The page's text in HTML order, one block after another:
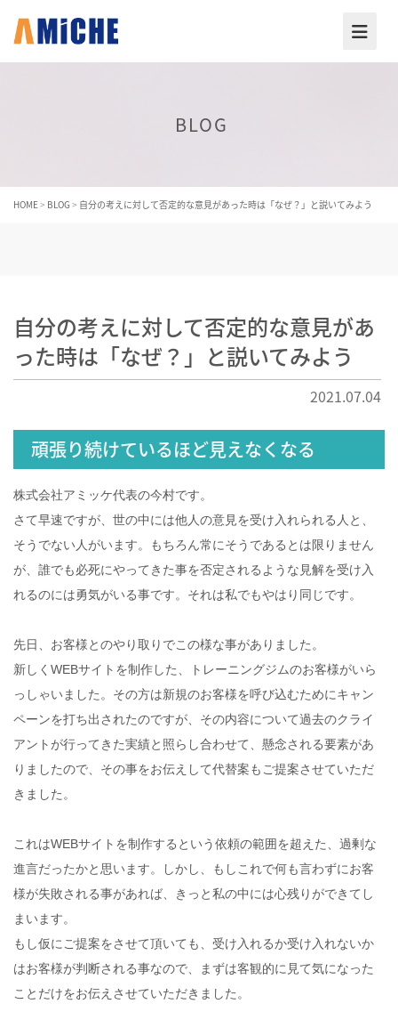
BLOG
HOME> BLOG > 自分の考えに対して否定的な意見があった時は「なぜ？」と説いてみよう
自分の考えに対して否定的な意見があ
った時は「なぜ？」と説いてみよう
2021.07.04
頑張り続けているほど見えなくなる
株式会社アミッケ代表の今村です。
さて早速ですが、世の中には他人の意見を受け入れられる人と、
そうでない人がいます。もちろん常にそうであるとは限りません
が、誰でも必死にやってきた事を否定されるような見解を受け入
れるのには勇気がいる事です。それは私でもやはり同じです。
先日、お客様とのやり取りでこの様な事がありました。
新しくWEBサイトを制作した、トレーニングジムのお客様がいら
っしゃいました。その方は新規のお客様を呼び込むためにキャン
ペーンを打ち出されたのですが、その内容について過去のクライ
アントが行ってきた実績と照らし合わせて、懸念される要素があ
りましたので、その事をお伝えして代替案もご提案させていただ
きました。
これはWEBサイトを制作するという依頼の範囲を超えた、過剰な
進言だったかと思います。しかし、もしこれで何も言わずにお客
様が失敗される事があれば、きっと私の中には心残りができてし
まいます。
もし仮にご提案をさせて頂いても、受け入れるか受け入れないか
はお客様が判断される事なので、まずは客観的に見て気になった
ことだけをお伝えさせていただきました。